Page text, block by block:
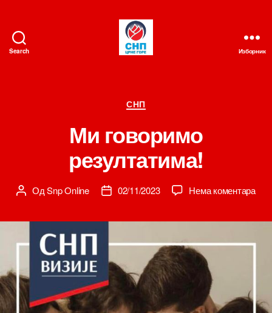
Search Изборник
Категорије
СНП
Ми говоримо
резултатима!
Аутор
ОдSnp Online
Датум02/11/2023 Нема коментарана